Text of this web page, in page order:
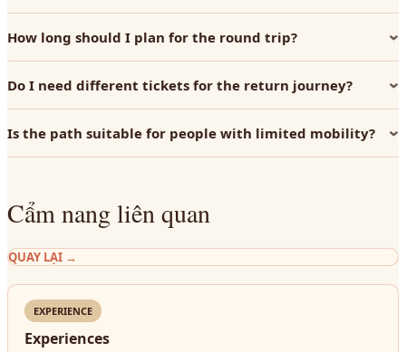
How long should I plan for the round trip?
Do I need different tickets for the return journey?
Is the path suitable for people with limited mobility?
Cẩm nang liên quan
QUAY LẠI →
EXPERIENCE
Experiences